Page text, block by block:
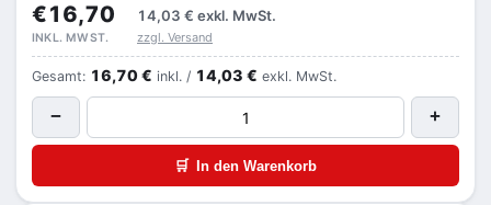
€16,70 14,03 € exkl. MwSt.
INKL. MWST. zzgl. Versand
Gesamt: 16,70 € inkl. / 14,03 € exkl. MwSt.
− +
🛒 In den Warenkorb